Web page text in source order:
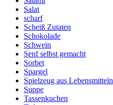
Salat
scharf
Scheiß Zutaten
Schokolade
Schwein
Senf selbst gemacht
Sorbet
Spargel
Spielzeug aus Lebensmitteln
Suppe
Tassenkuchen